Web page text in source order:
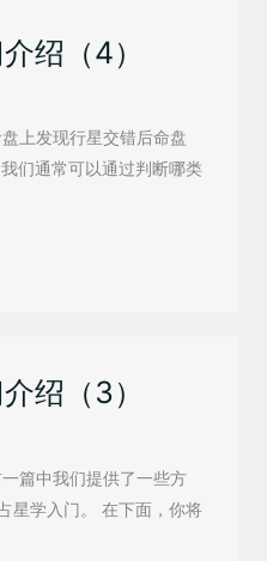
绍（4）
上发现行星交错后命盘
们通常可以通过判断哪类
绍（3）
篇中我们提供了一些方
星学入门。 在下面，你将